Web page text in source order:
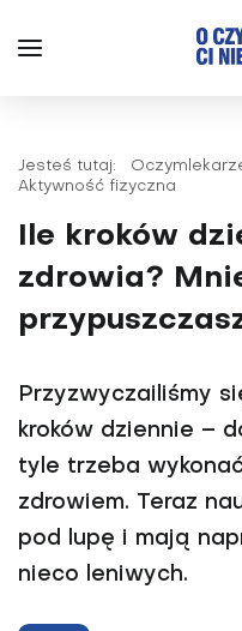
Jesteś tutaj:
Aktywność fizyczna
Ile kroków
zdrowia?
Przyzwyczailiśmy
kroków dziennie –
tyle trzeba
zdrowiem. Teraz
pod lupę i mają
nieco leniwych.